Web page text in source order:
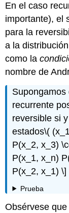
En el caso
importante), el
para la
a la
como la
nombre de
Supongamos
recurrente
reversible si
estados\(
P(x_2, x_3)
P(x_1, x_n)
P(x_2, x_1) \]
Prueba
Obsérvese